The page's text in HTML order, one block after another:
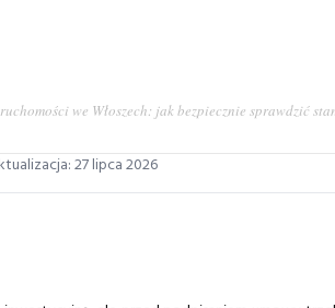
we Włoszech: jak bezpiecznie sprawdzić
27 lipca 2026